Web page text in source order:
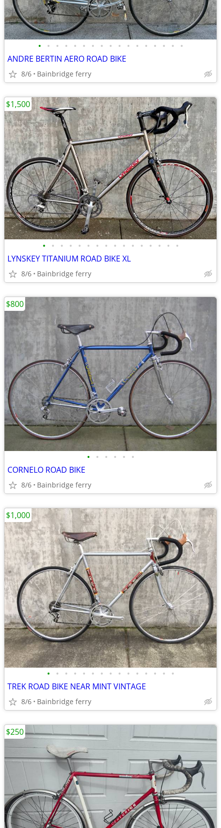
• • • • • • • • • • • • • • • • •
ANDRE BERTIN AERO ROAD BIKE
8/6 Bainbridge ferry
• • • • • • • • • • • • • • • •
LYNSKEY TITANIUM ROAD BIKE XL
8/6 Bainbridge ferry
$1,500
• • • • • •
CORNELO ROAD BIKE
8/6 Bainbridge ferry
$800
• • • • • • • • • • • • • • •
TREK ROAD BIKE NEAR MINT VINTAGE
8/6 Bainbridge ferry
$1,000
$250